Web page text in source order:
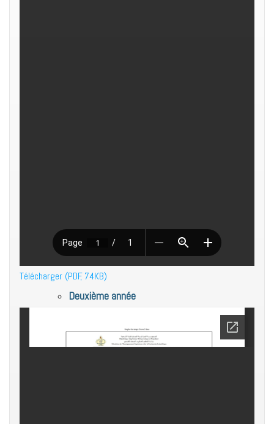
Télécharger (PDF, 74KB)
Deuxième année